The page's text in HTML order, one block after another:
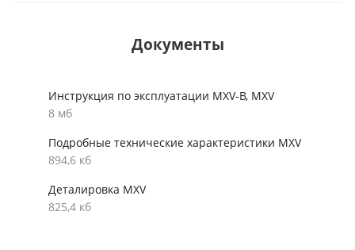
Документы
Инструкция по эксплуатации MXV-B, MXV
8 мб
Подробные технические характеристики MXV
894,6 кб
Деталировка MXV
825,4 кб